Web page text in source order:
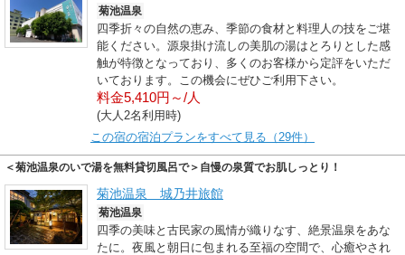
菊池温泉
四季折々の自然の恵み、季節の食材と料理人の技をご堪
能ください。源泉掛け流しの美肌の湯はとろりとした感
触が特徴となっており、多くのお客様から定評をいただ
いております。この機会にぜひご利用下さい。
料金5,410円～/人
(大人2名利用時)
この宿の宿泊プランをすべて見る（29件）
＜菊池温泉のいで湯を無料貸切風呂で＞自慢の泉質でお肌しっとり！
菊池温泉 城乃井旅館
菊池温泉
四季の美味と古民家の風情が織りなす、絶景温泉をあな
たに。夜風と朝日に包まれる至福の空間で、心癒やされ